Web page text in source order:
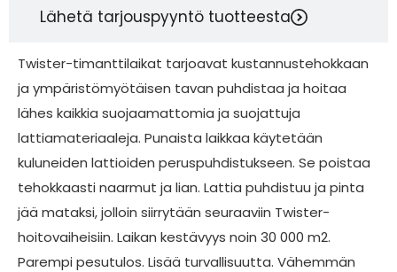
Lähetä tarjouspyyntö tuotteesta
Twister-timanttilaikat tarjoavat kustannustehokkaan
ja ympäristömyötäisen tavan puhdistaa ja hoitaa
lähes kaikkia suojaamattomia ja suojattuja
lattiamateriaaleja. Punaista laikkaa käytetään
kuluneiden lattioiden peruspuhdistukseen. Se poistaa
tehokkaasti naarmut ja lian. Lattia puhdistuu ja pinta
jää mataksi, jolloin siirrytään seuraaviin Twister-
hoitovaiheisiin. Laikan kestävyys noin 30 000 m2.
Parempi pesutulos. Lisää turvallisuutta. Vähemmän